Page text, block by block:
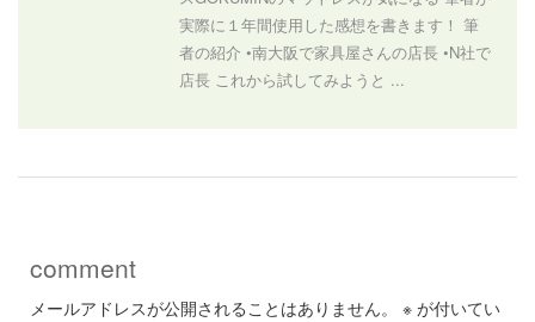
実際に１年間使用した感想を書きます！ 筆
者の紹介 •南大阪で家具屋さんの店長 •N社で
店長 これから試してみようと ...
comment
メールアドレスが公開されることはありません。 ※ が付いてい